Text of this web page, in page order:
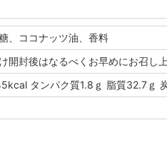
、ココナッツ油、香料
開封後はなるべくお早めにお召し上
タンパク質1.8ｇ 脂質32.7ｇ